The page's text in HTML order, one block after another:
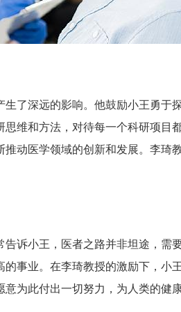
了深远的影响。他鼓励小王勇于
维和方法，对待每一个科研项目
动医学领域的创新和发展。李琦
诉小王，医者之路并非坦途，需
事业。在李琦教授的激励下，小
为此付出一切努力，为人类的健